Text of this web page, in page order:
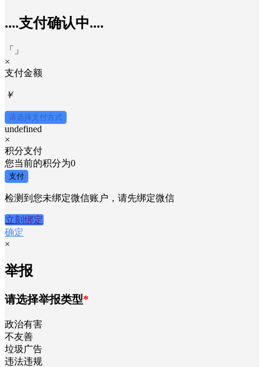
....支付确认中....
「
」
×
支付金额
￥
请选择支付方式
undefined
×
积分支付
您当前的积分为0
支付
检测到您未绑定微信账户，请先绑定微信
立刻绑定
确定
×
举报
请选择举报类型*
政治有害
不友善
垃圾广告
违法违规